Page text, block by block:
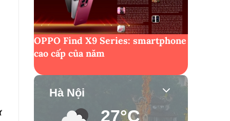
OPPO Find X9 Series: smartphone
cao cấp của năm
Hà Nội
27°C